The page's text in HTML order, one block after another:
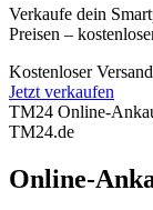
Verkaufe dein
Preisen –
Kostenloser Versand
Jetzt verkaufen
TM24 Online-
TM24.de
Online-